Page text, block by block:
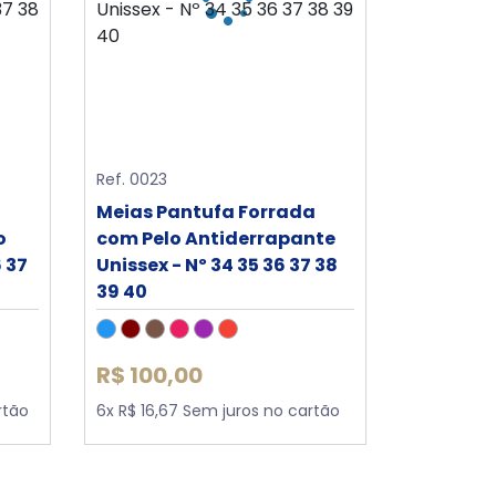
Ref. 0023
Meias Pantufa Forrada
com Pelo Antiderrapante
Unissex - Nº 34 35 36 37 38
39 40
R$ 100,00
6x R$ 16,67 Sem juros no cartão